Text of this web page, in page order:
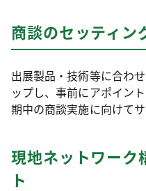
商談のセッティン
出展製品・技術等に合わ
ップし、事前にアポイン
期中の商談実施に向けてサ
現地ネットワーク
ト